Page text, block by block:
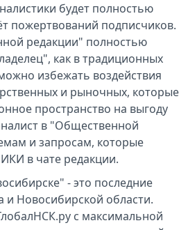
будет полностью
пожертвований подписчиков.
редакции" полностью
как в традиционных
избежать воздействия
и рыночных, которые
пространство на выгоду
в "Общественной
и запросам, которые
в чате редакции.
- это последние
и Новосибирской области.
с максимальной